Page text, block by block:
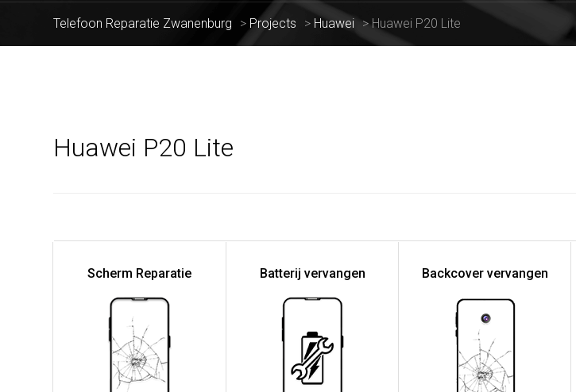
Telefoon Reparatie Zwanenburg > Projects > Huawei >Huawei P20 Lite
Huawei P20 Lite
Scherm Reparatie Batterij vervangen Backcover vervangen